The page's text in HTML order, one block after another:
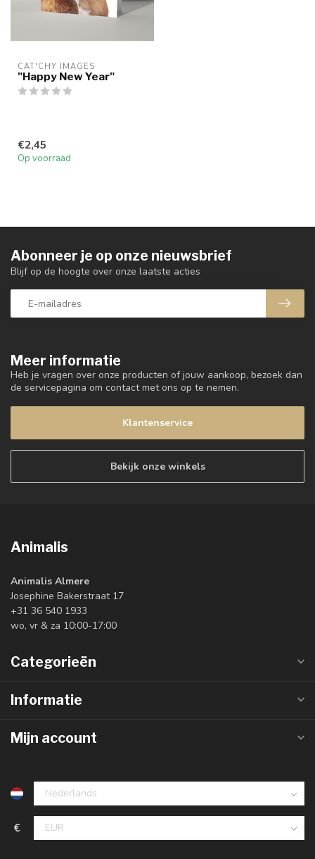
CAT'CHY IMAGES
"Happy New Year"
€2,45
Op voorraad
Meer informatie
Heb je vragen over onze producten of jouw aankoop, bezoek dan
de servicepagina om contact met ons op te nemen.
Klantenservice
Bekijk onze winkels
Abonneer je op onze nieuwsbrief
Blijf op de hoogte over onze laatste acties
Animalis
Animalis Almere
Josephine Bakerstraat 17
+31 36 540 1933
wo, vr & za 10:00-17:00
Categorieën
Informatie
Mijn account
€